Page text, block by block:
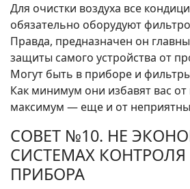
Для очистки воздуха все
обязательно оборудуют
Правда, предназначен он
защиты самого устройства от
Могут быть в приборе и
Как минимум они избавят вас от
максимум — еще и от
СОВЕТ №10. НЕ
СИСТЕМАХ
ПРИБОРА